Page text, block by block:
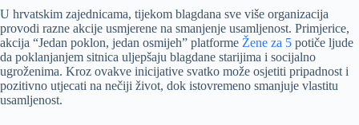
U hrvatskim zajednicama, tijekom blagdana sve više organizacija
provodi razne akcije usmjerene na smanjenje usamljenost. Primjerice,
akcija “Jedan poklon, jedan osmijeh” platforme Žene za 5 potiče ljude
da poklanjanjem sitnica uljepšaju blagdane starijima i socijalno
ugroženima. Kroz ovakve inicijative svatko može osjetiti pripadnost i
pozitivno utjecati na nečiji život, dok istovremeno smanjuje vlastitu
usamljenost.